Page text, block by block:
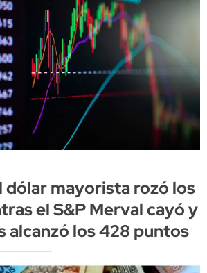
dólar mayorista rozó los
el S&P Merval cayó y
alcanzó los 428 puntos